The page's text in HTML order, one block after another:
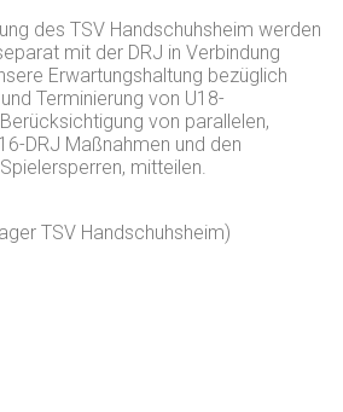
des TSV Handschuhsheim werden
mit der DRJ in Verbindung
Erwartungshaltung bezüglich
Terminierung von U18-
von parallelen,
DRJ Maßnahmen und den
mitteilen.
TSV Handschuhsheim)